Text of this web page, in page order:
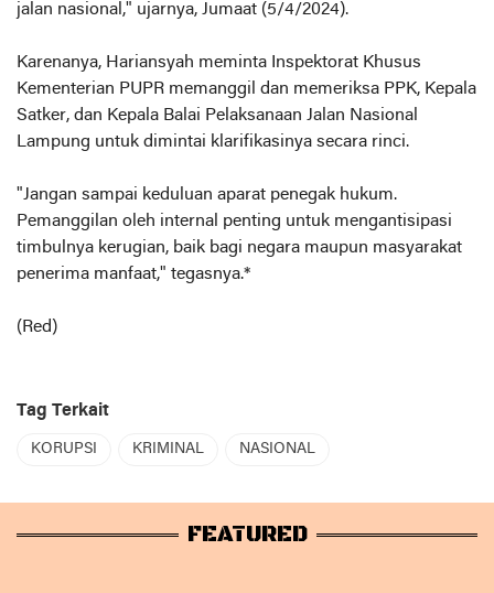
jalan nasional," ujarnya, Jumaat (5/4/2024).
Karenanya, Hariansyah meminta Inspektorat Khusus
Kementerian PUPR memanggil dan memeriksa PPK, Kepala
Satker, dan Kepala Balai Pelaksanaan Jalan Nasional
Lampung untuk dimintai klarifikasinya secara rinci.
"Jangan sampai keduluan aparat penegak hukum.
Pemanggilan oleh internal penting untuk mengantisipasi
timbulnya kerugian, baik bagi negara maupun masyarakat
penerima manfaat," tegasnya.*
(Red)
Tag Terkait
KORUPSI KRIMINAL NASIONAL
FEATURED